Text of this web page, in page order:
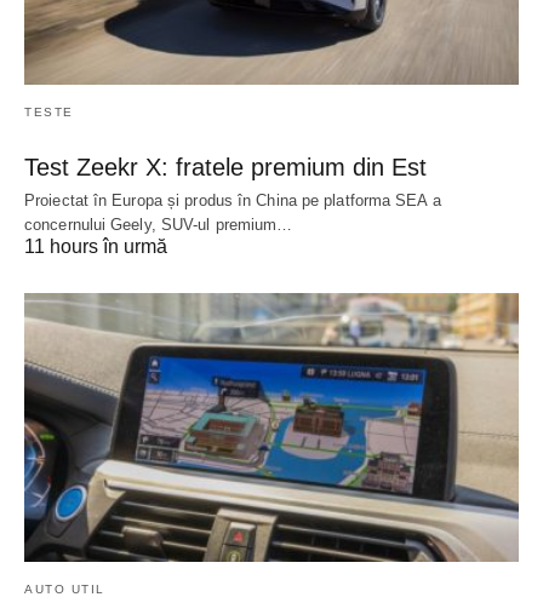
TESTE
Test Zeekr X: fratele premium din Est
Proiectat în Europa și produs în China pe platforma SEA a
concernului Geely, SUV-ul premium…
11 hours în urmă
AUTO UTIL